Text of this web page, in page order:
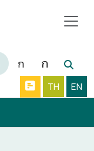
ก ก
TH EN